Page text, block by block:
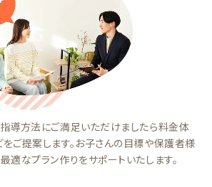
導方法にご満足いただけましたら料金体
ご提案します。お子さんの目標や保護者様
適なプラン作りをサポートいたします。